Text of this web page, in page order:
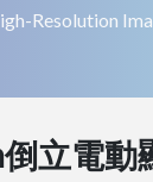
Resolution
立電動